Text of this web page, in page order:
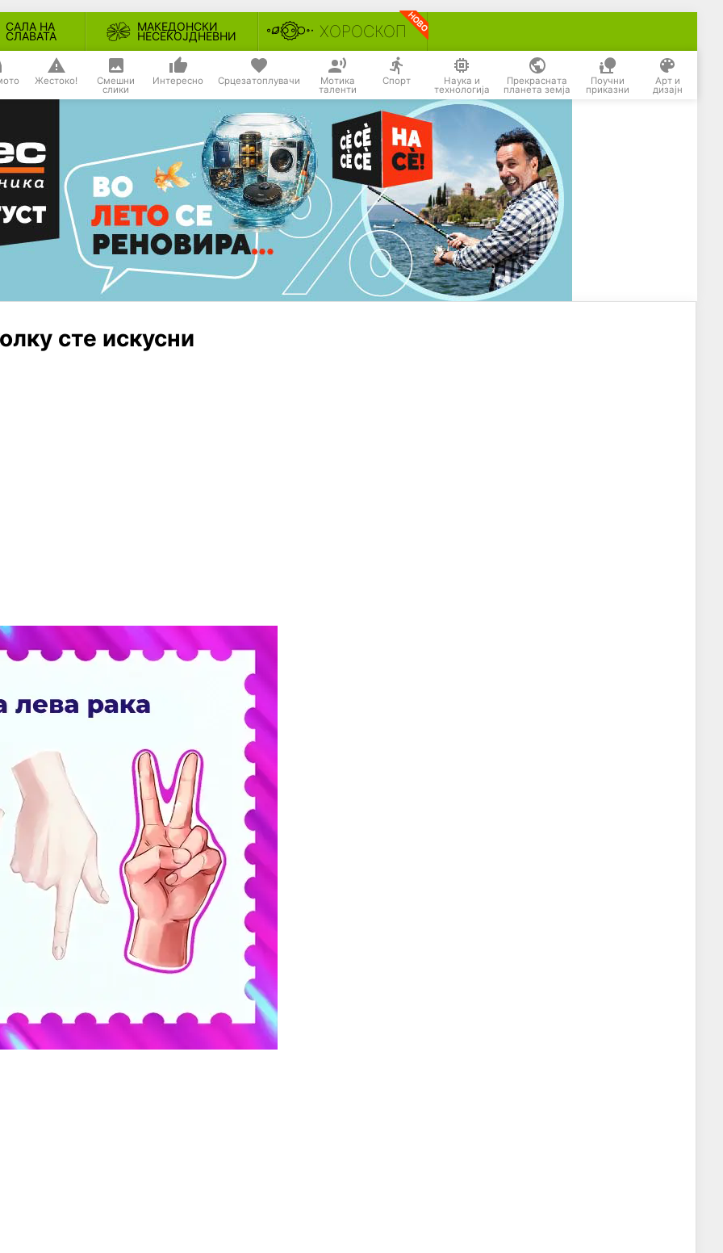
САЛА НА
СЛАВАТА
МАКЕДОНСКИ
НЕСЕКОЈДНЕВНИ ХОРОСКОП
Жестоко! Смешни
слики
Интересно Срцезатоплувачи Мотика
таленти
Спорт Наука и
технологија
Прекрасната
планета земја
Поучни
приказни
Арт и
дизајн
сте искусни